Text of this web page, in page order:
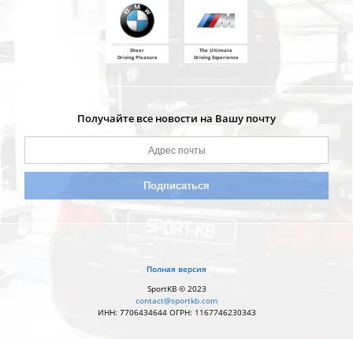
Sheer
Driving Pleasure
The Ultimate
Driving Experience
Получайте все новости на Вашу почту
Полная версия
SportKB © 2023
contact@sportkb.com
ИНН: 7706434644 ОГРН: 1167746230343